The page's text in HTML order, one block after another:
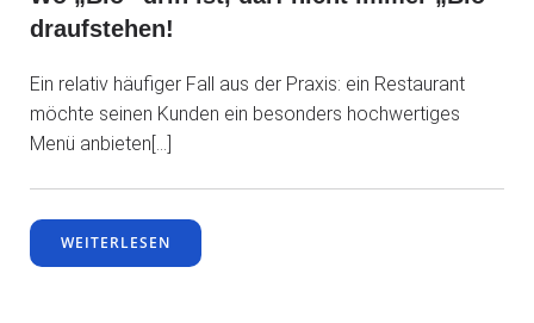
draufstehen!
Ein relativ häufiger Fall aus der Praxis: ein Restaurant
möchte seinen Kunden ein besonders hochwertiges
Menü anbieten[…]
WEITERLESEN